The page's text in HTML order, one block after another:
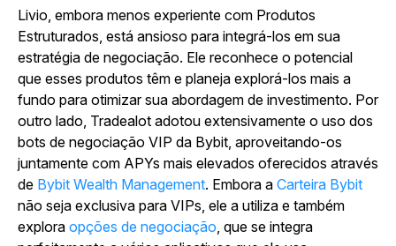
Livio, embora menos experiente com Produtos
Estruturados, está ansioso para integrá-los em sua
estratégia de negociação. Ele reconhece o potencial
que esses produtos têm e planeja explorá-los mais a
fundo para otimizar sua abordagem de investimento. Por
outro lado, Tradealot adotou extensivamente o uso dos
bots de negociação VIP da Bybit, aproveitando-os
juntamente com APYs mais elevados oferecidos através
de Bybit Wealth Management. Embora a Carteira Bybit
não seja exclusiva para VIPs, ele a utiliza e também
explora opções de negociação, que se integra